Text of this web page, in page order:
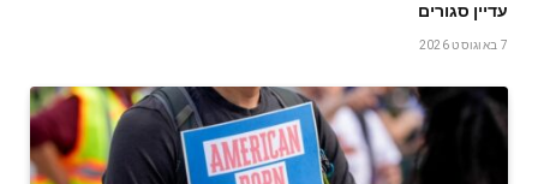
עדיין סגורים
7 באוגוסט 2026